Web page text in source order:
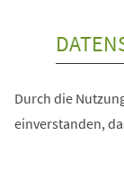
Durch die
einverstanden,